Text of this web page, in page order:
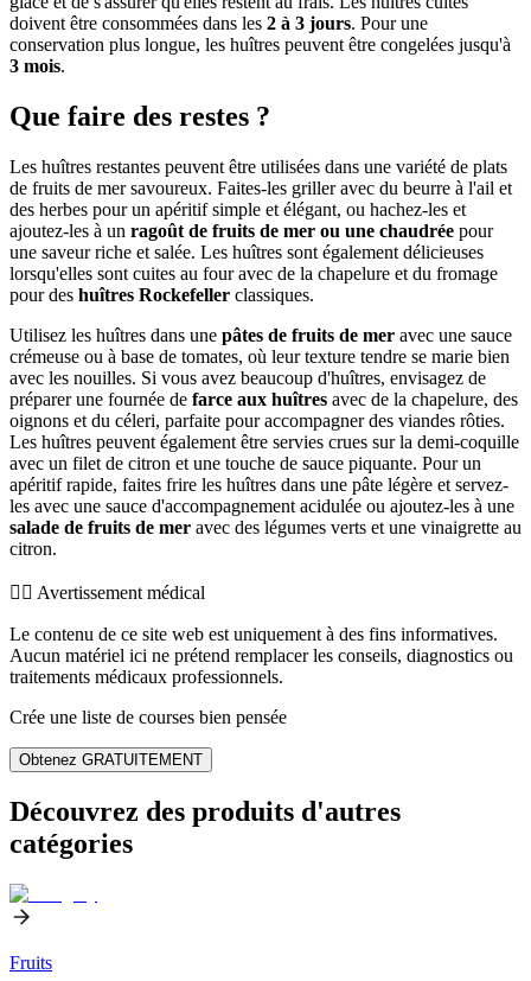
doivent être consommées dans les 2 à 3 jours. Pour une
conservation plus longue, les huîtres peuvent être congelées jusqu'à
3 mois.
Que faire des restes ?
Les huîtres restantes peuvent être utilisées dans une variété de plats
de fruits de mer savoureux. Faites-les griller avec du beurre à l'ail et
des herbes pour un apéritif simple et élégant, ou hachez-les et
ajoutez-les à un ragoût de fruits de mer ou une chaudrée pour
une saveur riche et salée. Les huîtres sont également délicieuses
lorsqu'elles sont cuites au four avec de la chapelure et du fromage
pour des huîtres Rockefeller classiques.
Utilisez les huîtres dans une pâtes de fruits de mer avec une sauce
crémeuse ou à base de tomates, où leur texture tendre se marie bien
avec les nouilles. Si vous avez beaucoup d'huîtres, envisagez de
préparer une fournée de farce aux huîtres avec de la chapelure, des
oignons et du céleri, parfaite pour accompagner des viandes rôties.
Les huîtres peuvent également être servies crues sur la demi-coquille
avec un filet de citron et une touche de sauce piquante. Pour un
apéritif rapide, faites frire les huîtres dans une pâte légère et servez-
les avec une sauce d'accompagnement acidulée ou ajoutez-les à une
salade de fruits de mer avec des légumes verts et une vinaigrette au
citron.
👨‍⚕️️ Avertissement médical
Le contenu de ce site web est uniquement à des fins informatives.
Aucun matériel ici ne prétend remplacer les conseils, diagnostics ou
traitements médicaux professionnels.
Crée une liste de courses bien pensée
Obtenez GRATUITEMENT
Découvrez des produits d'autres
catégories
Fruits